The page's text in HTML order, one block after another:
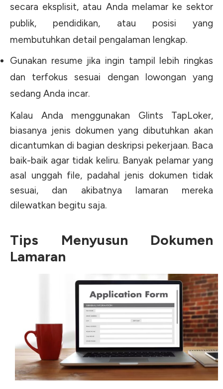
secara eksplisit, atau Anda melamar ke sektor
publik, pendidikan, atau posisi yang
membutuhkan detail pengalaman lengkap.
Gunakan resume jika ingin tampil lebih ringkas
dan terfokus sesuai dengan lowongan yang
sedang Anda incar.
Kalau Anda menggunakan Glints TapLoker,
biasanya jenis dokumen yang dibutuhkan akan
dicantumkan di bagian deskripsi pekerjaan. Baca
baik-baik agar tidak keliru. Banyak pelamar yang
asal unggah file, padahal jenis dokumen tidak
sesuai, dan akibatnya lamaran mereka
dilewatkan begitu saja.
Tips Menyusun Dokumen
Lamaran